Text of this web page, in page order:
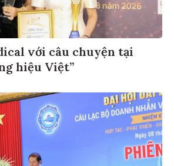
với câu chuyện tại
hiệu Việt”